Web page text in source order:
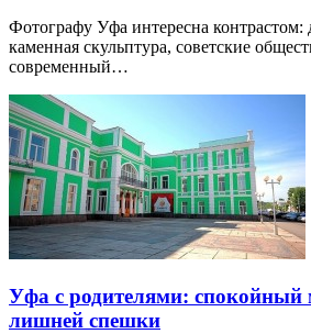
Фотографу Уфа интересна контрастом:
каменная скульптура, советские
современный…
Уфа с родителями: спокойный
лишней спешки